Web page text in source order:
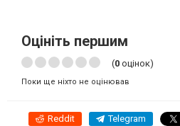
Оцініть першим
(0 оцінок)
Поки ще ніхто не оцінював
Reddit Telegram